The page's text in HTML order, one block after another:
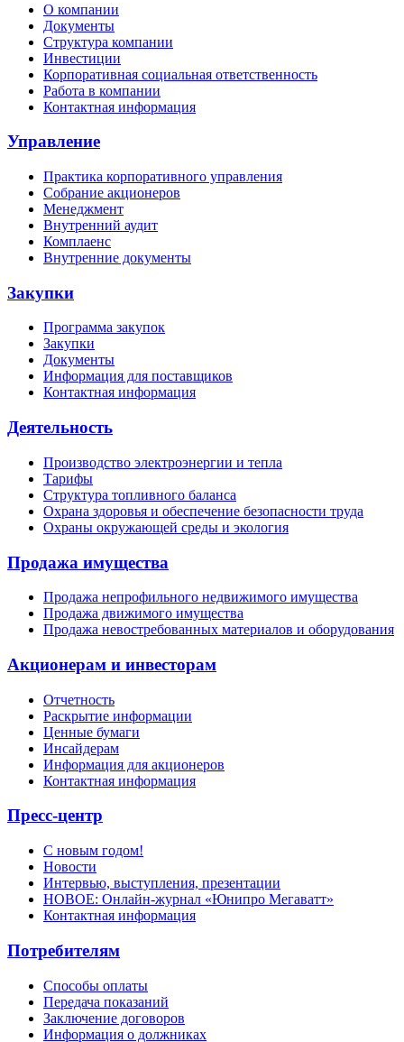
О компании
Документы
Структура компании
Инвестиции
Корпоративная социальная ответственность
Работа в компании
Контактная информация
Управление
Практика корпоративного управления
Собрание акционеров
Менеджмент
Внутренний аудит
Комплаенс
Внутренние документы
Закупки
Программа закупок
Закупки
Документы
Информация для поставщиков
Контактная информация
Деятельность
Производство электроэнергии и тепла
Тарифы
Структура топливного баланса
Охрана здоровья и обеспечение безопасности труда
Охраны окружающей среды и экология
Продажа имущества
Продажа непрофильного недвижимого имущества
Продажа движимого имущества
Продажа невостребованных материалов и оборудования
Акционерам и инвесторам
Отчетность
Раскрытие информации
Ценные бумаги
Инсайдерам
Информация для акционеров
Контактная информация
Пресс-центр
С новым годом!
Новости
Интервью, выступления, презентации
НОВОЕ: Онлайн-журнал «Юнипро Мегаватт»
Контактная информация
Потребителям
Способы оплаты
Передача показаний
Заключение договоров
Информация о должниках